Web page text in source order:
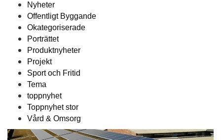
Nyheter
Offentligt Byggande
Okategoriserade
Porträttet
Produktnyheter
Projekt
Sport och Fritid
Tema
toppnyhet
Toppnyhet stor
Vård & Omsorg